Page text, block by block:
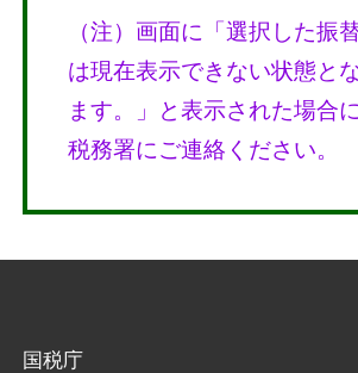
（注）画面に「選択した振
は現在表示できない状態と
ます。」と表示された場合
税務署にご連絡ください。
国税庁